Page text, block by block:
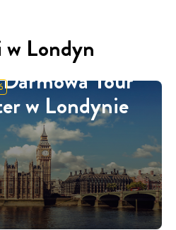
w Londyn
Tour
w Londynie